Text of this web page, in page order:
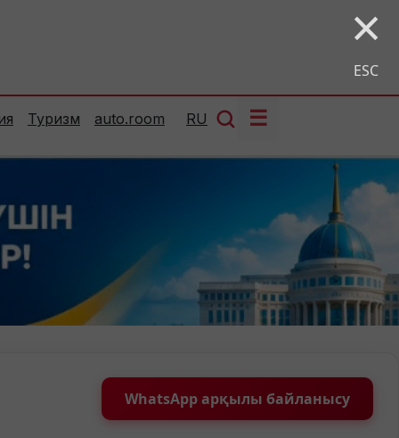
×
ESC
Туризм auto.room RU ☰
WhatsApp арқылы байланысу